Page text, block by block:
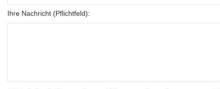
Ihre Nachricht (Pflichtfeld):